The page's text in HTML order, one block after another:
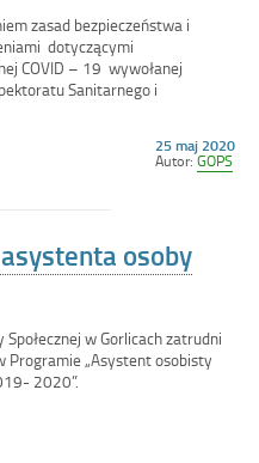
zasad bezpieczeństwa i
dotyczącymi
COVID – 19 wywołanej
Sanitarnego i
Opublikowano
w
25 maj 2020
Autor:GOPS
osoby
w Gorlicach zatrudni
Programie „Asystent osobisty
2020”.